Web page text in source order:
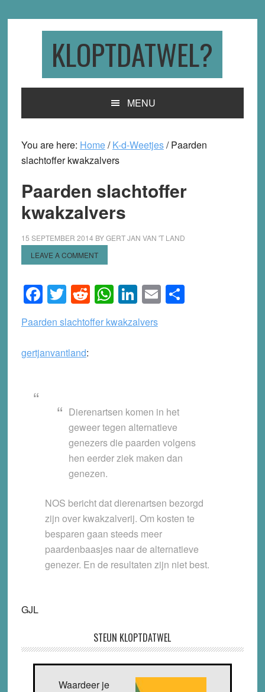
KLOPTDATWEL?
MENU
You are here: Home/ K-d-Weetjes/Paarden
slachtoffer kwakzalvers
Paarden slachtoffer
kwakzalvers
15 SEPTEMBER 2014 BYGERT JAN VAN 'T LAND
LEAVE A COMMENT
Facebook
Twitter
Reddit
WhatsApp
LinkedIn
EmailShare
Paarden slachtoffer kwakzalvers
gertjanvantland:
Dierenartsen komen in het
geweer tegen alternatieve
genezers die paarden volgens
hen eerder ziek maken dan
genezen.
NOS bericht dat dierenartsen bezorgd
zijn over kwakzalverij. Om kosten te
besparen gaan steeds meer
paardenbaasjes naar de alternatieve
genezer. En de resultaten zijn niet best.
GJL
STEUN KLOPTDATWEL
Waardeer je